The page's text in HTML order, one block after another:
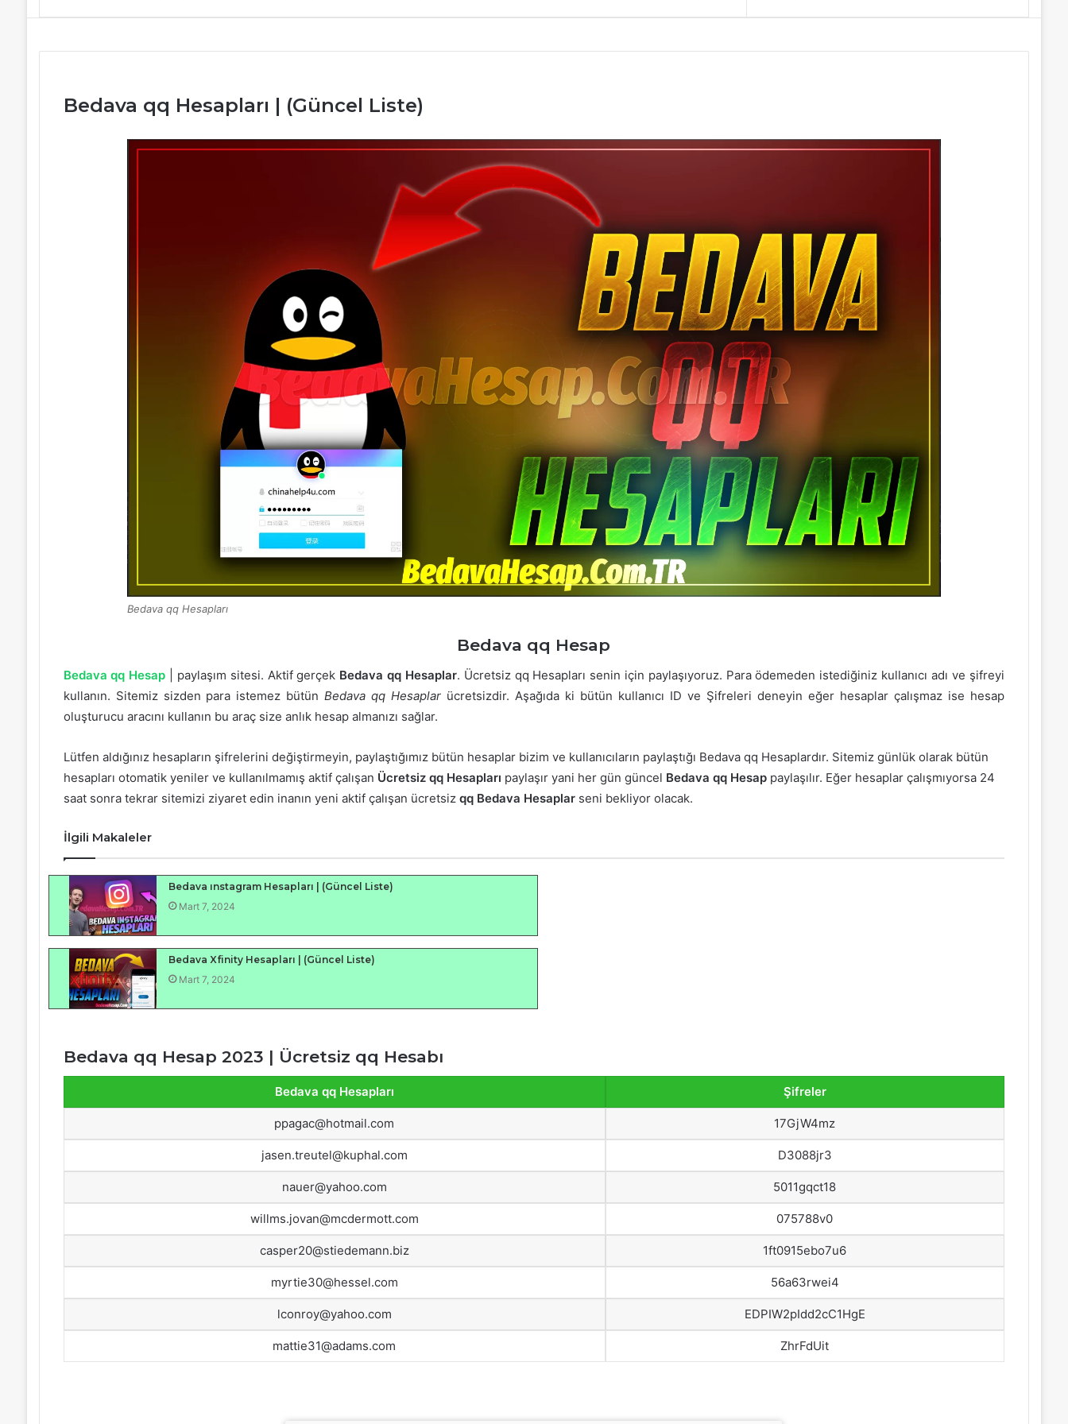
Bedava qq Hesapları | (Güncel Liste)
Bedava qq Hesapları
Bedava qq Hesap
Bedava qq Hesap | paylaşım sitesi. Aktif gerçek Bedava qq Hesaplar. Ücretsiz qq Hesapları senin için paylaşıyoruz. Para ödemeden istediğiniz kullanıcı adı ve şifreyi
kullanın. Sitemiz sizden para istemez bütünBedava qq Hesaplar ücretsizdir. Aşağıda ki bütün kullanıcı ID ve Şifreleri deneyin eğer hesaplar çalışmaz ise hesap
oluşturucu aracını kullanın bu araç size anlık hesap almanızı sağlar.
Lütfen aldığınız hesapların şifrelerini değiştirmeyin, paylaştığımız bütün hesaplar bizim ve kullanıcıların paylaştığı Bedava qq Hesaplardır. Sitemiz günlük olarak bütün
hesapları otomatik yeniler ve kullanılmamış aktif çalışan Ücretsiz qq Hesapları paylaşır yani her gün güncel Bedava qq Hesappaylaşılır. Eğer hesaplar çalışmıyorsa 24
saat sonra tekrar sitemizi ziyaret edin inanın yeni aktif çalışan ücretsiz qq Bedava Hesaplarseni bekliyor olacak.
İlgili Makaleler
Bedava ınstagram Hesapları | (Güncel Liste)
Mart 7, 2024
Bedava Xfinity Hesapları | (Güncel Liste)
Mart 7, 2024
Bedava qq Hesap 2023 | Ücretsiz qq Hesabı
Bedava qq Hesapları Şifreler
ppagac@hotmail.com 17GjW4mz
jasen.treutel@kuphal.com D3088jr3
nauer@yahoo.com 5011gqct18
willms.jovan@mcdermott.com 075788v0
casper20@stiedemann.biz 1ft0915ebo7u6
myrtie30@hessel.com 56a63rwei4
lconroy@yahoo.com EDPIW2pIdd2cC1HgE
mattie31@adams.com ZhrFdUit